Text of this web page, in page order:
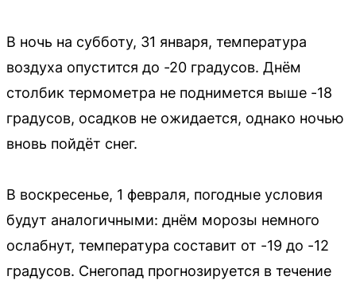
В ночь на субботу, 31 января, температура
воздуха опустится до -20 градусов. Днём
столбик термометра не поднимется выше -18
градусов, осадков не ожидается, однако ночью
вновь пойдёт снег.
В воскресенье, 1 февраля, погодные условия
будут аналогичными: днём морозы немного
ослабнут, температура составит от -19 до -12
градусов. Снегопад прогнозируется в течение